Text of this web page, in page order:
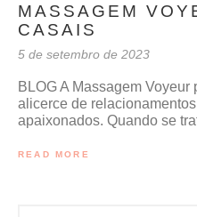
MASSAGEM
CASAIS
5 de setembro de 2023
BLOG A Massagem
alicerce de
apaixonados. Quando se
READ MORE